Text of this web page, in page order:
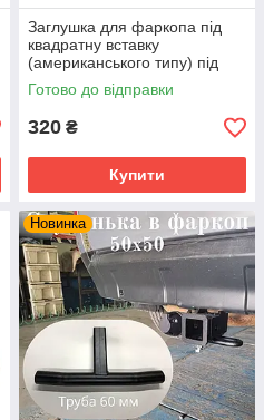
Заглушка для фаркопа під
квадратну вставку
(американського типу) під
приймач 50х50
Готово до відправки
320 ₴
Купити
Новинка